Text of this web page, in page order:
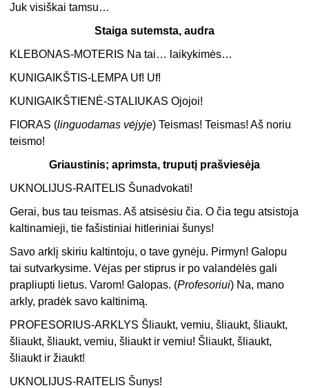
Juk visiškai tamsu…
Staiga sutemsta, audra
KLEBONAS-MOTERIS Na tai… laikykimės…
KUNIGAIKŠTIS-LEMPA Uf! Uf!
KUNIGAIKŠTIENĖ-STALIUKAS Ojojoi!
FIORAS (linguodamas vėjyje) Teismas! Teismas! Aš noriu
teismo!
Griaustinis; aprimsta, truputį prašviesėja
UKNOLIJUS-RAITELIS Šunadvokati!
Gerai, bus tau teismas. Aš atsisėsiu čia. O čia tegu atsistoja
kaltinamieji, tie fašistiniai hitleriniai šunys!
Savo arklį skiriu kaltintoju, o tave gynėju. Pirmyn! Galopu
tai sutvarkysime. Vėjas per stiprus ir po valandėlės gali
prapliupti lietus. Varom! Galopas. (Profesoriui) Na, mano
arkly, pradėk savo kaltinimą.
PROFESORIUS-ARKLYS Šliaukt, vemiu, šliaukt, šliaukt,
šliaukt, šliaukt, vemiu, šliaukt ir vemiu! Šliaukt, šliaukt,
šliaukt ir žiaukt!
UKNOLIJUS-RAITELIS Šunys!